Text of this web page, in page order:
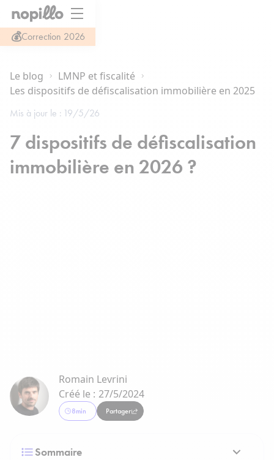
💰Correction 2026
Le blog
LMNP et fiscalité
Les dispositifs de défiscalisation immobilière en 2025
Mis à jour le : 19/5/26
7 dispositifs de défiscalisation
immobilière en 2026 ?
Romain Levrini
Créé le : 27/5/2024
8min Partager
Sommaire